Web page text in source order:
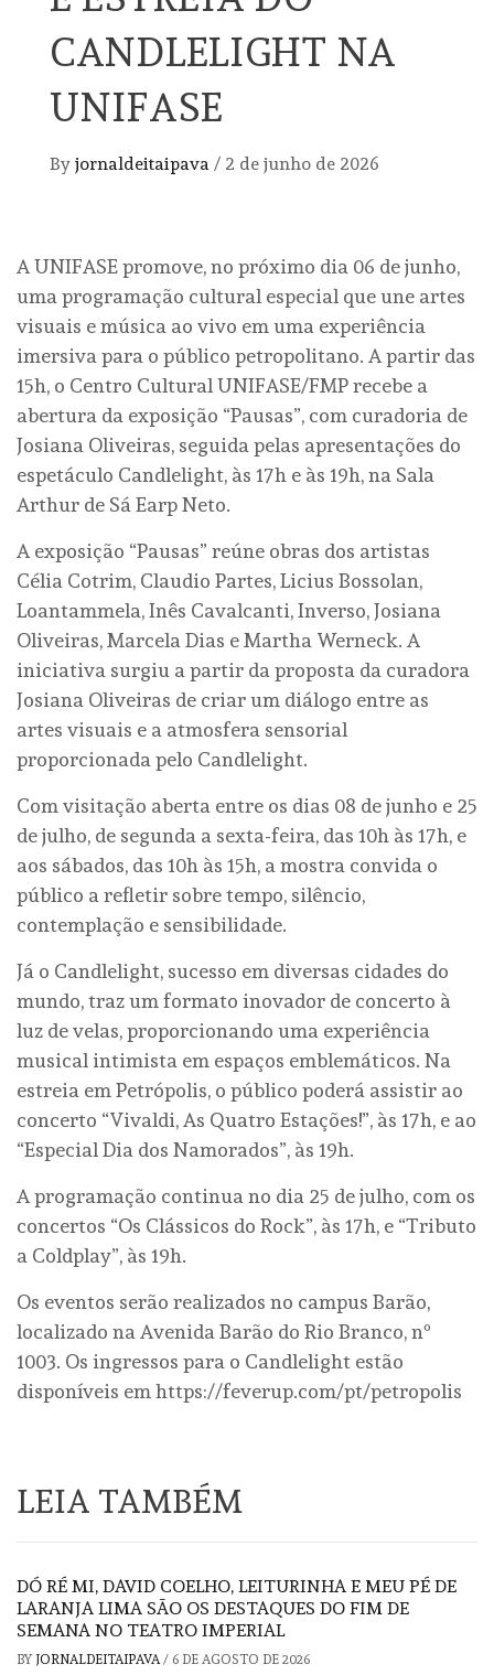
CANDLELIGHT NA
UNIFASE
By jornaldeitaipava / 2 de junho de 2026
A UNIFASE promove, no próximo dia 06 de junho,
uma programação cultural especial que une artes
visuais e música ao vivo em uma experiência
imersiva para o público petropolitano. A partir das
15h, o Centro Cultural UNIFASE/FMP recebe a
abertura da exposição “Pausas”, com curadoria de
Josiana Oliveiras, seguida pelas apresentações do
espetáculo Candlelight, às 17h e às 19h, na Sala
Arthur de Sá Earp Neto.
A exposição “Pausas” reúne obras dos artistas
Célia Cotrim, Claudio Partes, Licius Bossolan,
Loantammela, Inês Cavalcanti, Inverso, Josiana
Oliveiras, Marcela Dias e Martha Werneck. A
iniciativa surgiu a partir da proposta da curadora
Josiana Oliveiras de criar um diálogo entre as
artes visuais e a atmosfera sensorial
proporcionada pelo Candlelight.
Com visitação aberta entre os dias 08 de junho e 25
de julho, de segunda a sexta-feira, das 10h às 17h, e
aos sábados, das 10h às 15h, a mostra convida o
público a refletir sobre tempo, silêncio,
contemplação e sensibilidade.
Já o Candlelight, sucesso em diversas cidades do
mundo, traz um formato inovador de concerto à
luz de velas, proporcionando uma experiência
musical intimista em espaços emblemáticos. Na
estreia em Petrópolis, o público poderá assistir ao
concerto “Vivaldi, As Quatro Estações!”, às 17h, e ao
“Especial Dia dos Namorados”, às 19h.
A programação continua no dia 25 de julho, com os
concertos “Os Clássicos do Rock”, às 17h, e “Tributo
a Coldplay”, às 19h.
Os eventos serão realizados no campus Barão,
localizado na Avenida Barão do Rio Branco, nº
1003. Os ingressos para o Candlelight estão
disponíveis em https://feverup.com/pt/petropolis
LEIA TAMBÉM
DÓ RÉ MI, DAVID COELHO, LEITURINHA E MEU PÉ DE
LARANJA LIMA SÃO OS DESTAQUES DO FIM DE
SEMANA NO TEATRO IMPERIAL
BY JORNALDEITAIPAVA/ 6 DE AGOSTO DE 2026